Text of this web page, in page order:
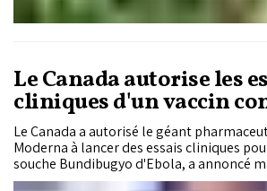
Le Canada autorise les
cliniques d'un vaccin
Le Canada a autorisé le géant
Moderna à lancer des essais cliniques
souche Bundibugyo d'Ebola, a annoncé
la Santé canadien.